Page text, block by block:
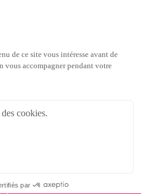
les perles Miyuki perles et
perles de rocaille Preciosa